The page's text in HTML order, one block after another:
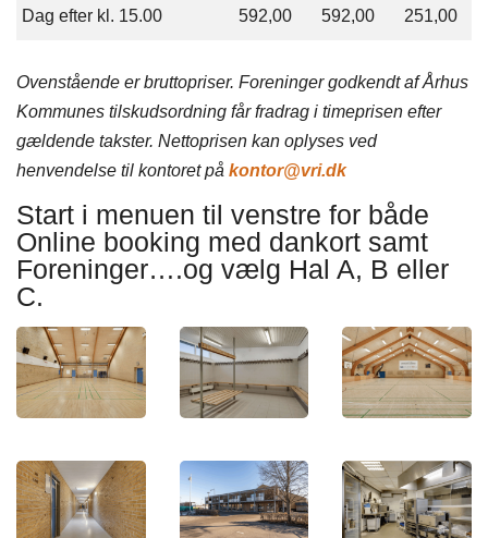
Dag efter kl. 15.00 592,00 592,00 251,00
Ovenstående er bruttopriser. Foreninger godkendt af Århus
Kommunes tilskudsordning får fradrag i timeprisen efter
gældende takster. Nettoprisen kan oplyses ved
henvendelse til kontoret på kontor@vri.dk
Start i menuen til venstre for både
Online booking med dankort samt
Foreninger….og vælg Hal A, B eller
C.